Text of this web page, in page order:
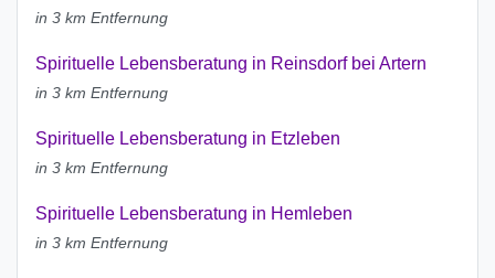
in 3 km Entfernung
Spirituelle Lebensberatung in Reinsdorf bei Artern
in 3 km Entfernung
Spirituelle Lebensberatung in Etzleben
in 3 km Entfernung
Spirituelle Lebensberatung in Hemleben
in 3 km Entfernung